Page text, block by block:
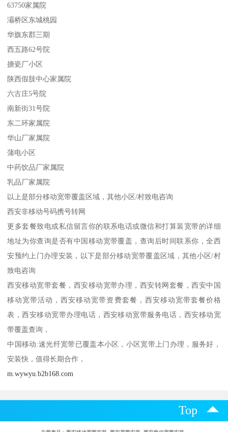
63750家属院
灞桥区东城桃园
华旗东郡三期
西五路62号院
搪瓷厂小区
陕西假肢中心家属院
六古庄5号院
南新街31号院
东二环家属院
华山厂家属院
蒲电小区
中药饮品厂家属院
乳品厂家属院
以上是部分移动宽带覆盖区域，其他小区/村致电咨询
西安非移动号码携号转网
更多套餐致电或私信留言你的联系电话或微信和打算装宽带的详细
地址为你查询是否有中国移动宽带覆盖，查询后时间联系你，全西
安预约上门办理安装，以下是部分移动宽带覆盖区域，其他小区/村
致电咨询
西安移动宽带套餐，西安移动宽带办理，西安转网套餐，西安中国
移动宽带活动，西安移动宽带资费套餐，西安移动宽带套餐价格
表，西安移动宽带办理电话，西安移动宽带服务电话，西安移动宽
带覆盖查询，
中国移动:速光纤宽带已覆盖本小区，小区宽带上门办理，服务好，
安装快，值得长期合作，
m.wywyu.b2b168.com
Top